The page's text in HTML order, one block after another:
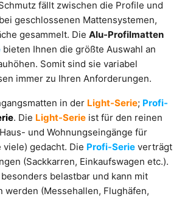
fällt zwischen die Profile und
geschlossenen Mattensystemen,
gesammelt. Die Alu-Profilmatten
bieten Ihnen die größte Auswahl an
Somit sind sie variabel
immer zu Ihren Anforderungen.
in der Light-Serie; Profi-
. Die Light-Serie ist für den reinen
und Wohnungseingänge für
viele) gedacht. Die Profi-Serie verträgt
(Sackkarren, Einkaufswagen etc.).
belastbar und kann mit
werden (Messehallen, Flughäfen,